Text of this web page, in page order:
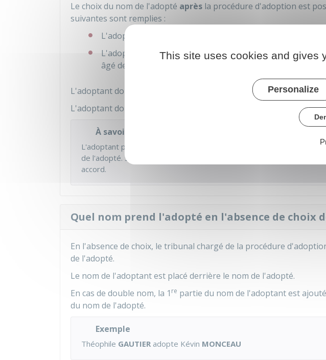
Le choix du nom de l'adopté après la procédure d'adoption est
suivantes sont remplies :
L'adoptant souhaite
L'adoptant n'a pas fait cette demande lors de l'instance
âgé de 13 ans et plus au moment de l'adoption a souhaité
L'adoptant doit recueillir le consentement de l'adopté s'il est âgé
L'adoptant doit s'adresser au tribunal judiciaire qui s'est chargé de
À savoir
L'adoptant peut demander au tribunal judiciaire une
MODIFICATION
de l'adopté. Si l'adopté est âgé de 13 ans et plus, la requête doit
accord.
Quel nom prend l'adopté en l'absence de choix
En l'absence de choix, le tribunal chargé de la procédure
de l'adopté.
Le nom de l'adoptant est placé derrière le nom de l'adopté.
En cas de double nom, la 1 re partie du nom de l'adoptant est
du nom de l'adopté.
Exemple
Théophile GAUTIER adopte Kévin MONCEAU
This site uses cookies and gives
Personalize